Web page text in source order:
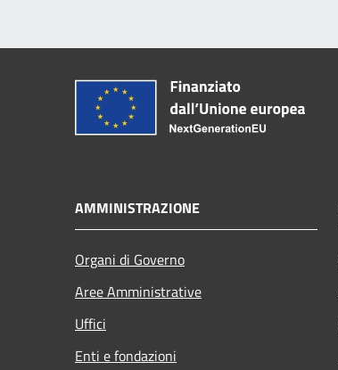
AMMINISTRAZIONE
Organi di Governo
Aree Amministrative
Uffici
Enti e fondazioni